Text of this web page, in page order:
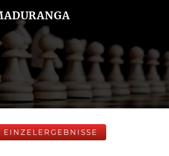
EINZELERGEBNISSE